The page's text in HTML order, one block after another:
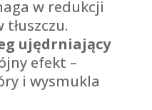
w redukcji
tłuszczu.
ujędrniający
efekt –
i wysmukla